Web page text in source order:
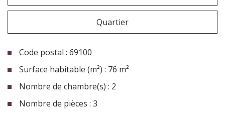
Quartier
Code postal : 69100
Surface habitable (m²) : 76 m²
Nombre de chambre(s) : 2
Nombre de pièces : 3